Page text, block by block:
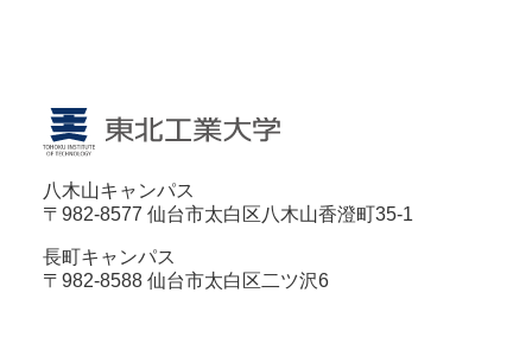
八木山キャンパス
〒982-8577 仙台市太白区八木山香澄町35-1
長町キャンパス
〒982-8588 仙台市太白区二ツ沢6